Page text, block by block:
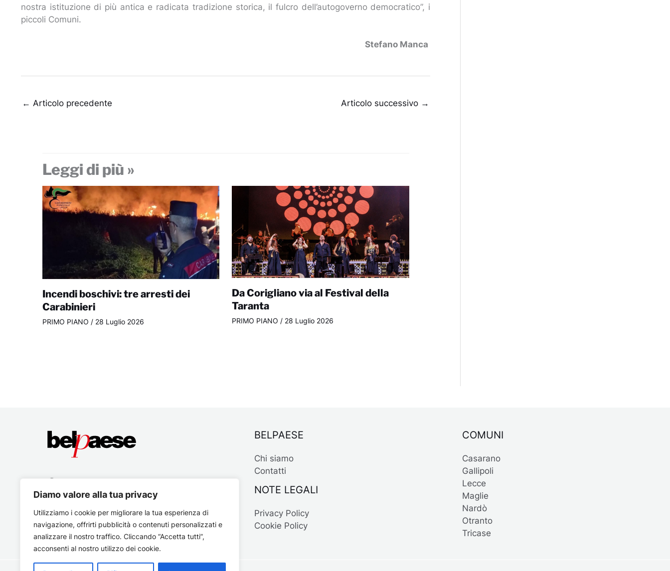
Diamo valore alla tua privacy
Utilizziamo i cookie per migliorare la tua esperienza di
navigazione, offrirti pubblicità o contenuti personalizzati e
analizzare il nostro traffico. Cliccando “Accetta tutti”,
acconsenti al nostro utilizzo dei cookie.
nostra istituzione di più antica e radicata tradizione storica, il fulcro dell’autogoverno democratico”, i
piccoli Comuni.
Stefano Manca
← Articolo precedente Articolo successivo →
Leggi di più »
Incendi boschivi: tre arresti dei
Carabinieri
PRIMO PIANO / 28 Luglio 2026
Da Corigliano via al Festival della
Taranta
PRIMO PIANO / 28 Luglio 2026
BELPAESE
Chi siamo
Contatti
NOTE LEGALI
Privacy Policy
Cookie Policy
COMUNI
Casarano
Gallipoli
Lecce
Maglie
Nardò
Otranto
Tricase